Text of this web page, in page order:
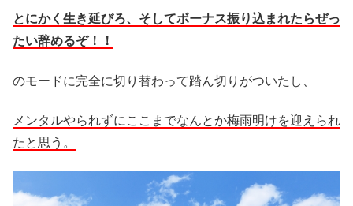
とにかく生き延びろ、そしてボーナス振り込まれたらぜっ
たい辞めるぞ！！
のモードに完全に切り替わって踏ん切りがついたし、
メンタルやられずにここまでなんとか梅雨明けを迎えられ
たと思う。